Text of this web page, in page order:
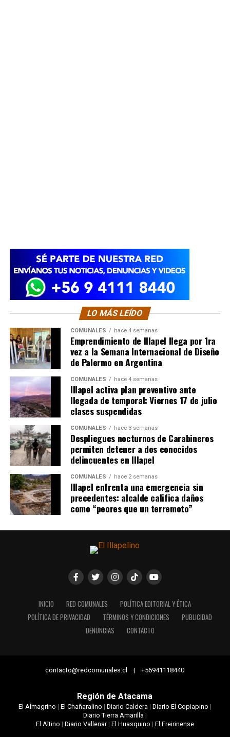
LO MÁS LEÍDO
COMUNALES hace 4 semanas
Emprendimiento de Illapel llega por 1ra
vez a la Semana Internacional de Diseño
de Palermo en Argentina
COMUNALES hace 4 semanas
Illapel activa plan preventivo ante
llegada de temporal: Viernes 17 de julio
clases suspendidas
COMUNALES hace 3 semanas
Despliegues nocturnos de Carabineros
permiten detener a dos conocidos
delincuentes en Illapel
COMUNALES hace 2 semanas
Illapel enfrenta una emergencia sin
precedentes: alcalde califica daños
como “peores que un terremoto”
INICIO RED COMUNALES
POLÍTICA EDITORIAL Y ÉTICA
POLÍTICA DE PRIVACIDAD
TÉRMINOS Y CONDICIONES
PUBLICIDAD
DENUNCIAS
CONTACTO
contacto@redcomunales.cl | +56941118440
Región de Atacama
El Almagrino | El Chañaralino | Diario Caldera| Diario El Copiapino |
Diario Tierra Amarilla|
El Altino | Diario Vallenar| El Huasquino | El Freirinense